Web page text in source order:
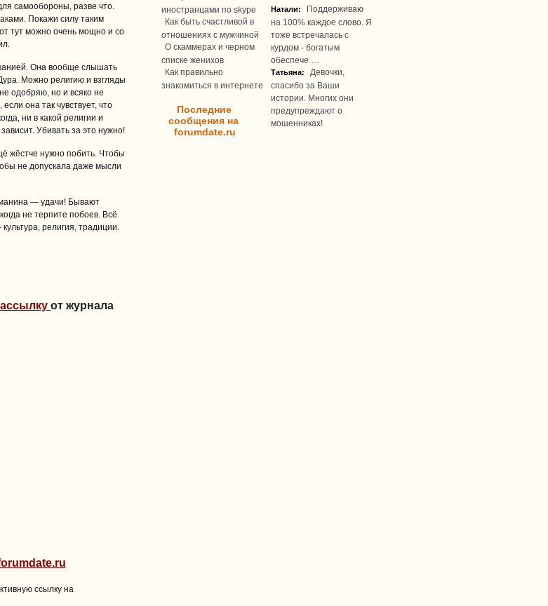
самообороны, разве что.
Покажи силу таким
тут можно очень мощно и со
Она вообще слышать
Можно религию и взгляды
одобряю, но и всяко не
она так чувствует, что
ни в какой религии и
Убивать за это нужно!
жёстче нужно побить. Чтобы
не допускала даже мысли
— удачи! Бывают
не терпите побоев. Всё
религия, традиции.
от журнала
ссылку на
иностранцами по skype
Как быть счастливой в
отношениях с мужчиной
О скаммерах и черном
списке женихов
Как правильно
знакомиться в интернете
Последние
сообщения на
forumdate.ru
Натали:
Поддерживаю
на 100% каждое слово. Я
тоже встречалась с
курдом - богатым
обеспече …
Татьяна:
Девочки,
спасибо за Ваши
истории. Многих они
предупреждают о
мошенниках!